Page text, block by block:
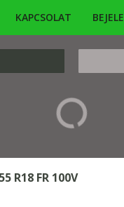
KAPCSOLAT
KERESÉS
R18 FR 100V